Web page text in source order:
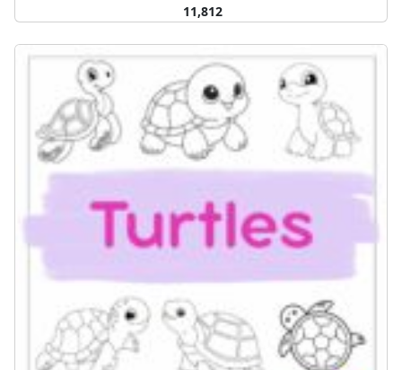
11,812